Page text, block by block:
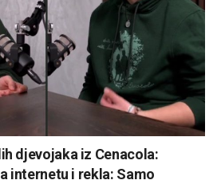
djevojaka iz Cenacola:
internetu i rekla: Samo